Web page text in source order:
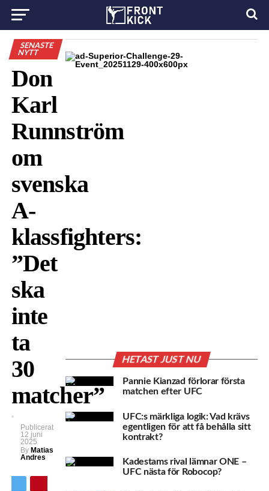
SENASTE
NYTT
Don
Karl
Runnström
om
svenska
A-
klassfighters:
”Det
ska
inte
ta
30
matcher”
Publicerat
12 juni
2025
By Matias
Andres
HETAST JUST NU
Pannie Kianzad förlorar första
matchen efter UFC
UFC:s märkliga logik: Vad krävs
egentligen för att få behålla sitt
kontrakt?
Kadestams rival lämnar ONE –
UFC nästa för Robocop?